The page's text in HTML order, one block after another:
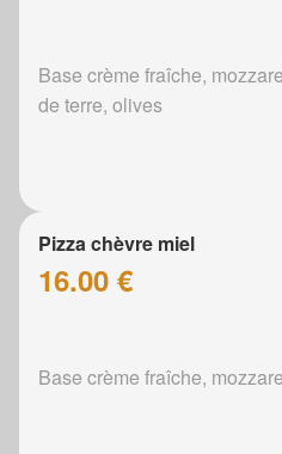
Base crème fraîche,
de terre, olives
Pizza chèvre miel
16.00 €
Base crème fraîche,